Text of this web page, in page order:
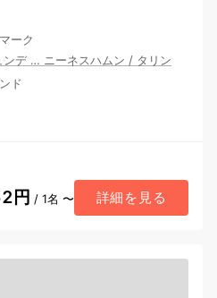
ーク
ンデ… ニーネスハムン / タリン
ド
円 / 1名 〜 詳細を見る